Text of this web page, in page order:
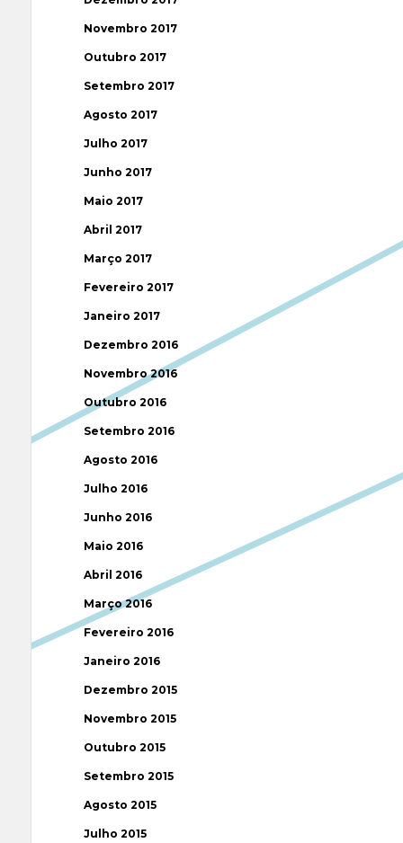
Novembro 2017
Outubro 2017
Setembro 2017
Agosto 2017
Julho 2017
Junho 2017
Maio 2017
Abril 2017
Março 2017
Fevereiro 2017
Janeiro 2017
Dezembro 2016
Novembro 2016
Outubro 2016
Setembro 2016
Agosto 2016
Julho 2016
Junho 2016
Maio 2016
Abril 2016
Março 2016
Fevereiro 2016
Janeiro 2016
Dezembro 2015
Novembro 2015
Outubro 2015
Setembro 2015
Agosto 2015
Julho 2015